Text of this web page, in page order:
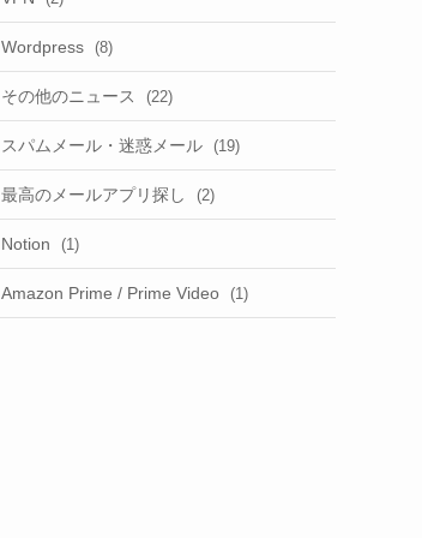
Wordpress (8)
その他のニュース (22)
スパムメール・迷惑メール (19)
最高のメールアプリ探し (2)
Notion (1)
Amazon Prime / Prime Video (1)